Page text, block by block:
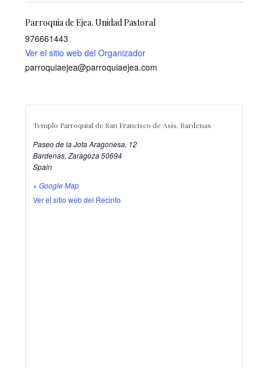
Parroquia de Ejea. Unidad Pastoral
976661443
Ver el sitio web del Organizador
parroquiaejea@parroquiaejea.com
Templo Parroquial de San Francisco de Asís, Bardenas
Paseo de la Jota Aragonesa, 12
Bardenas, Zaragoza50694
Spain
+ Google Map
Ver el sitio web del Recinto